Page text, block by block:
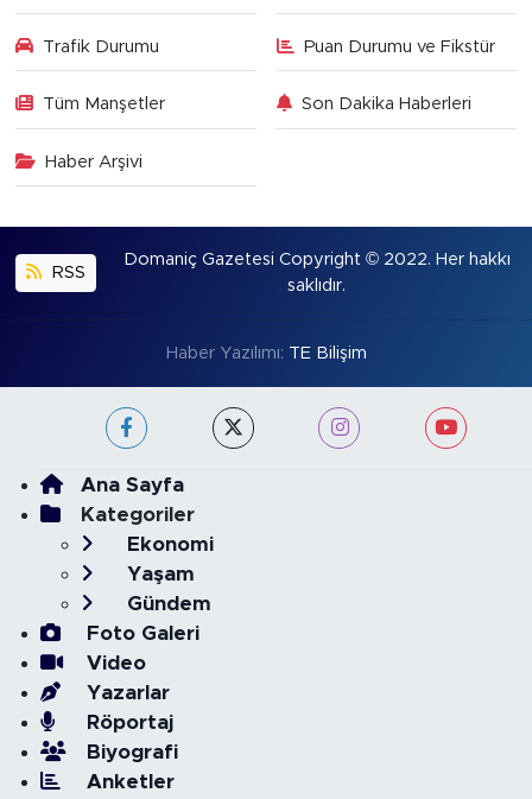
Trafik Durumu Puan Durumu ve Fikstür
Tüm Manşetler Son Dakika Haberleri
Haber Arşivi
RSS
Domaniç Gazetesi Copyright © 2022. Her hakkı
saklıdır.
Haber Yazılımı: TE Bilişim
Ana Sayfa
Kategoriler
Ekonomi
Yaşam
Gündem
Foto Galeri
Video
Yazarlar
Röportaj
Biyografi
Anketler